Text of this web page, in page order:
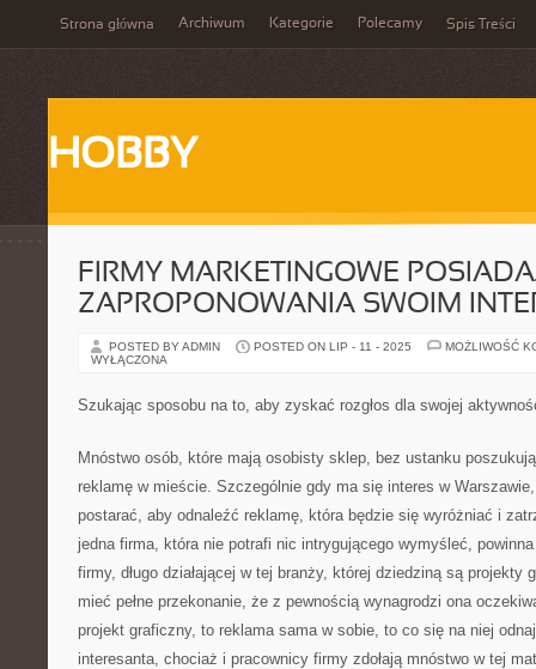
Strona główna Archiwum Kategorie Polecamy Spis Treści
HOBBY
FIRMY MARKETINGOWE
ZAPROPONOWANIA SWOIM
POSTED BY ADMIN POSTED ON LIP - 11 - 2025
MOŻLIWOŚĆ
WYŁĄCZONA
Szukając sposobu na to, aby zyskać rozgłos dla swojej
Mnóstwo osób, które mają osobisty sklep, bez ustanku
reklamę w mieście. Szczególnie gdy ma się interes w
postarać, aby odnaleźć reklamę, która będzie się wyróżniać i
jedna firma, która nie potrafi nic intrygującego wymyśleć,
firmy, długo działającej w tej branży, której dziedziną są projekty
mieć pełne przekonanie, że z pewnością wynagrodzi ona
projekt graficzny, to reklama sama w sobie, to co się na niej
interesanta, chociaż i pracownicy firmy zdołają mnóstwo w tej